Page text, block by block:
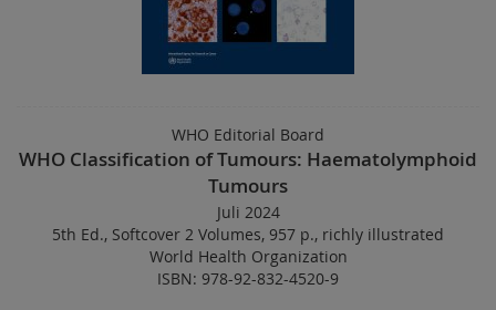
WHO Editorial Board
WHO Classification of Tumours: Haematolymphoid
Tumours
Juli 2024
5th Ed., Softcover 2 Volumes, 957 p., richly illustrated
World Health Organization
ISBN: 978-92-832-4520-9